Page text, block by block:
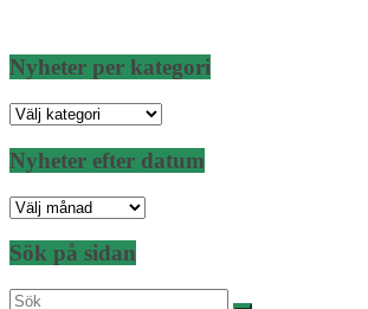
Nyheter per kategori
Nyheter
kategori
Nyheter efter datum
Nyheter
datum
Sök på sidan